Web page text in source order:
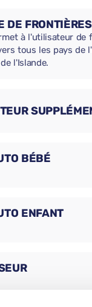
DE FRONTIÈRES
à l'utilisateur de
tous les pays de
l'Islande.
BÉBÉ
ENFANT